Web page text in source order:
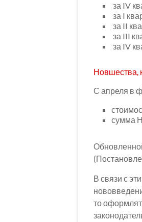
за IV
за I
за II
за III
за IV
Новшества,
С апреля в
сумма
В связи с
то